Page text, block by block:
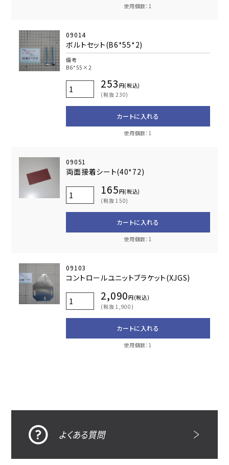
使用個数：1
09014
ボルトセット(B6*55*2)
備考
B6*55×2
253 円(税込)
(税抜 230)
カートに入れる
使用個数：1
09051
両面接着シート(40*72)
165円(税込)
(税抜 150)
カートに入れる
使用個数：1
09103
コントロールユニットブラケット(XJGS)
2,090円(税込)
(税抜 1,900)
カートに入れる
使用個数：1
よくある質問